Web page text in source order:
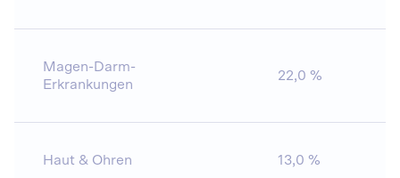
Magen-Darm-
Erkrankungen
22,0 %
Haut & Ohren 13,0 %